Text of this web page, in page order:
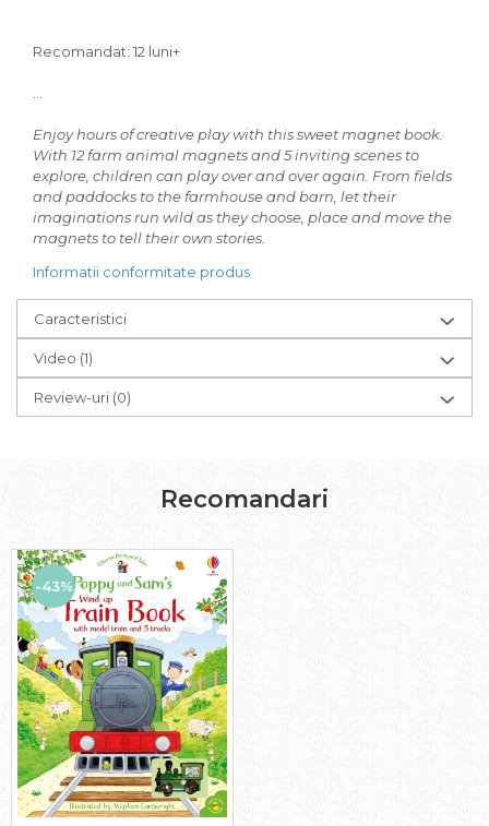
Recomandat: 12 luni+
Enjoy hours of creative play with this sweet magnet book.
With 12 farm animal magnets and 5 inviting scenes to
explore, children can play over and over again. From fields
and paddocks to the farmhouse and barn, let their
imaginations run wild as they choose, place and move the
magnets to tell their own stories.
Informatii conformitate produs
Caracteristici
Video (1)
Review-uri (0)
Recomandari
-43%